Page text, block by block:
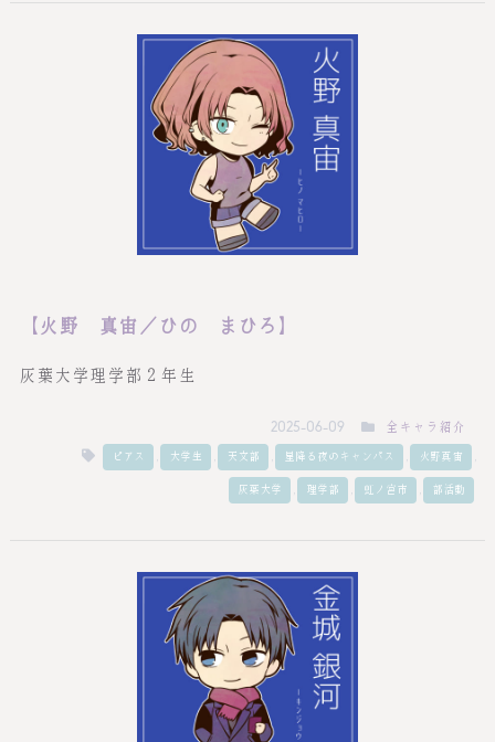
【火野 真宙／ひの まひろ】
灰葉大学理学部２年生
2025-06-09 全キャラ紹介
ピアス , 大学生 , 天文部 , 星降る夜のキャンパス , 火野真宙 ,
灰葉大学 , 理学部 , 虹ノ宮市 , 部活動